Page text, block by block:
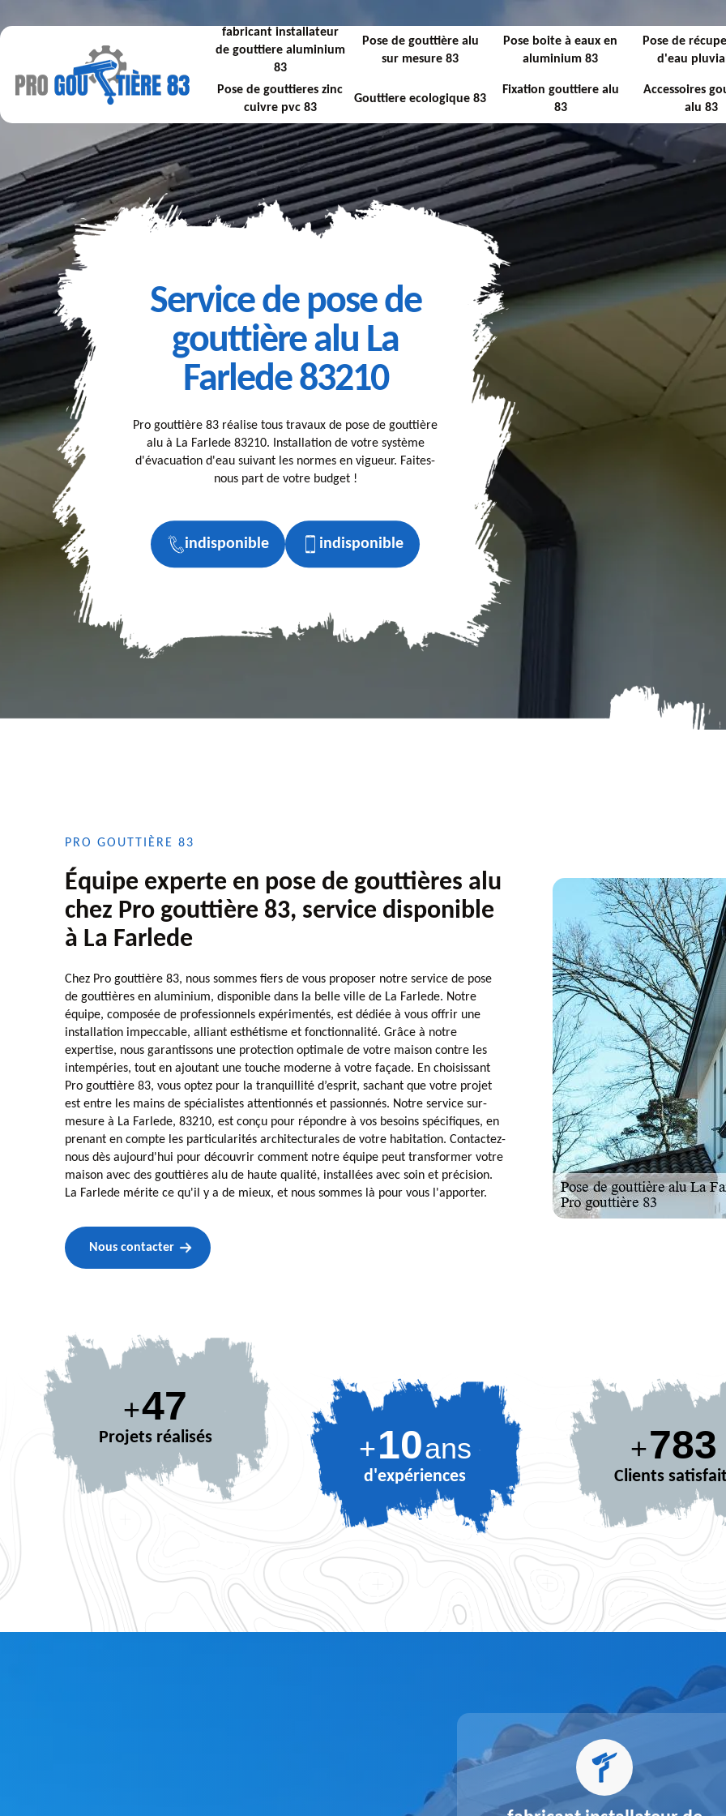
fabricant installateur
de gouttiere aluminium
83
Pose de gouttière alu
sur mesure 83
Pose boite à eaux en
aluminium 83
Pose de
d'eau
Pose de gouttieres zinc
cuivre pvc 83
Gouttiere ecologique 83
Fixation gouttiere alu
83
Accessoires
alu 83
Service de pose de
gouttière alu La
Farlede 83210
Pro gouttière 83 réalise tous travaux de pose de gouttière
alu à La Farlede 83210. Installation de votre système
d'évacuation d'eau suivant les normes en vigueur. Faites-
nous part de votre budget !
indisponible indisponible
PRO GOUTTIÈRE 83
Équipe experte en pose de gouttières alu
chez Pro gouttière 83, service disponible
à La Farlede
Chez Pro gouttière 83, nous sommes fiers de vous proposer notre service de pose
de gouttières en aluminium, disponible dans la belle ville de La Farlede. Notre
équipe, composée de professionnels expérimentés, est dédiée à vous offrir une
installation impeccable, alliant esthétisme et fonctionnalité. Grâce à notre
expertise, nous garantissons une protection optimale de votre maison contre les
intempéries, tout en ajoutant une touche moderne à votre façade. En choisissant
Pro gouttière 83, vous optez pour la tranquillité d’esprit, sachant que votre projet
est entre les mains de spécialistes attentionnés et passionnés. Notre service sur-
mesure à La Farlede, 83210, est conçu pour répondre à vos besoins spécifiques, en
prenant en compte les particularités architecturales de votre habitation. Contactez-
nous dès aujourd'hui pour découvrir comment notre équipe peut transformer votre
maison avec des gouttières alu de haute qualité, installées avec soin et précision.
La Farlede mérite ce qu'il y a de mieux, et nous sommes là pour vous l'apporter.
Nous contacter
+65
Projets réalisés +10ans
d'expériences
+881
Clients